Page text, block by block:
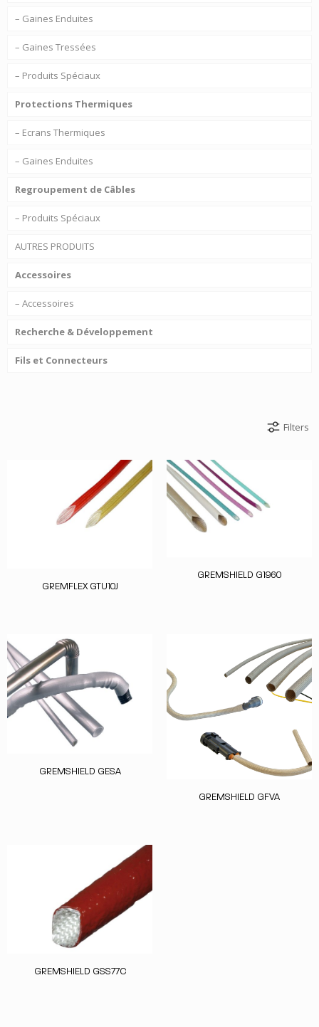
– Gaines Enduites
– Gaines Tressées
– Produits Spéciaux
Protections Thermiques
– Ecrans Thermiques
– Gaines Enduites
Regroupement de Câbles
– Produits Spéciaux
AUTRES PRODUITS
Accessoires
– Accessoires
Recherche & Développement
Fils et Connecteurs
Filters
GREMFLEX GTU10J
GREMSHIELD G1960
GREMSHIELD GESA
GREMSHIELD GFVA
GREMSHIELD GSS77C